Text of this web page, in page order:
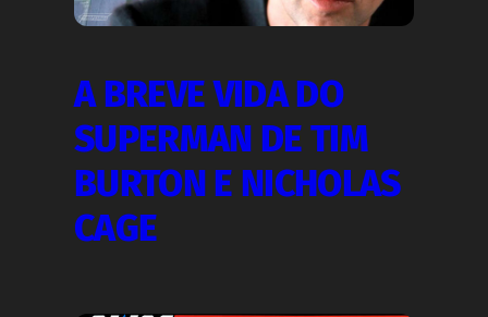
A BREVE VIDA DO
SUPERMAN DE TIM
BURTON E NICHOLAS
CAGE